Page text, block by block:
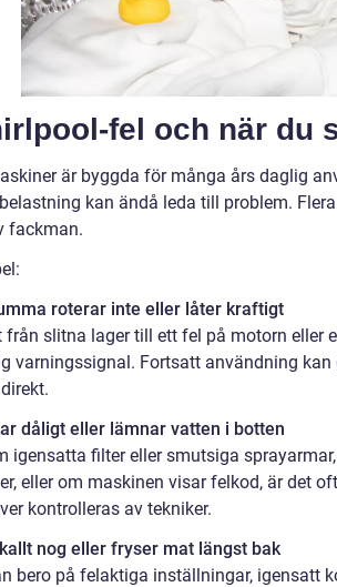
fel och när du
är byggda för många års daglig
kan ändå leda till problem.
fackman.
roterar inte eller låter kraftigt
från slitna lager till ett fel på motorn eller
varningssignal. Fortsatt användning
dåligt eller lämnar vatten i botten
igensatta filter eller smutsiga
eller om maskinen visar felkod, är det
kontrolleras av tekniker.
nog eller fryser mat längst bak
bero på felaktiga inställningar, igensatt